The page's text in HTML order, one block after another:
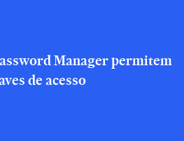
Manager permitem
de acesso